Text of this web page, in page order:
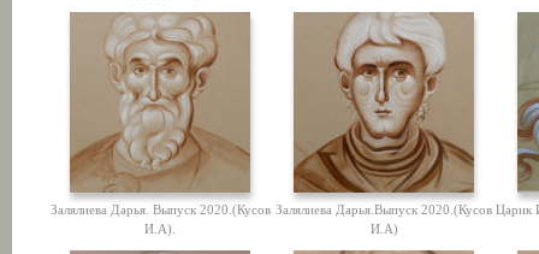
Залялиева Дарья. Выпуск 2020.(Кусов
И.А).
Залялиева Дарья.Выпуск 2020.(Кусов
И.А)
Царик